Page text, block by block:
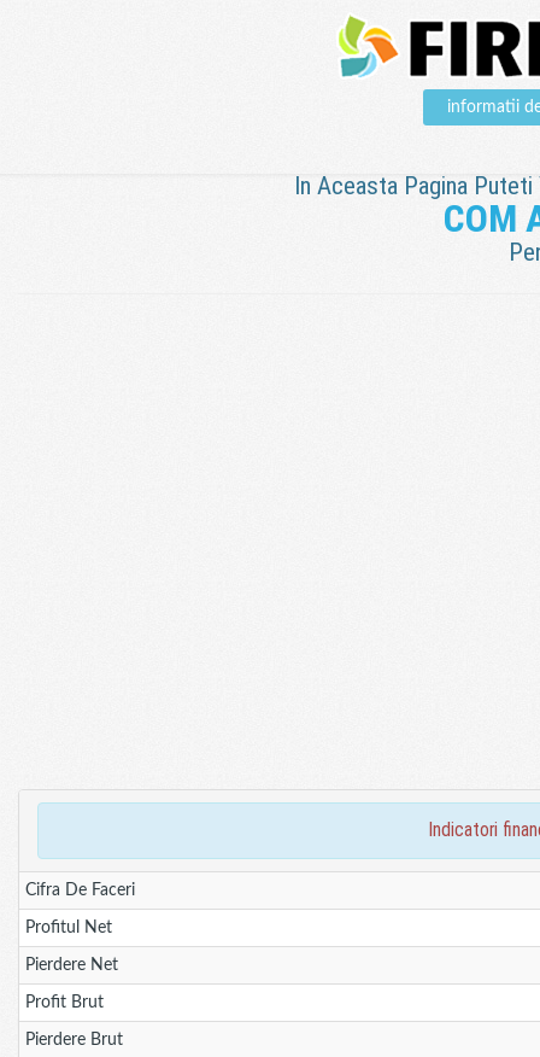
informatii
In Aceasta Pagina
COM
indicatori
Cifra De Faceri
Profitul Net
Pierdere Net
Profit Brut
Pierdere Brut